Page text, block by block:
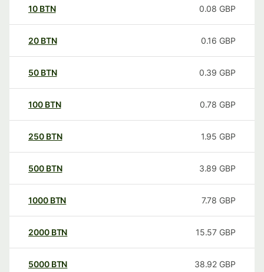
10 BTN 0.08 GBP
20 BTN 0.16 GBP
50 BTN 0.39 GBP
100 BTN 0.78 GBP
250 BTN 1.95 GBP
500 BTN 3.89 GBP
1000 BTN 7.78 GBP
2000 BTN 15.57 GBP
5000 BTN 38.92 GBP